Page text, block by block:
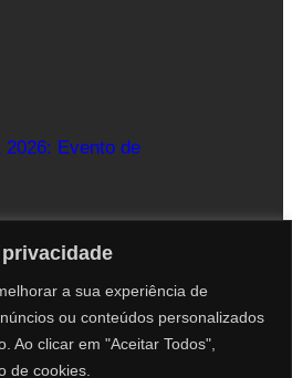
a sua experiência de
ou conteúdos personalizados
Ao clicar em "Aceitar Todos",
de cookies.
Evento de
Coutinho